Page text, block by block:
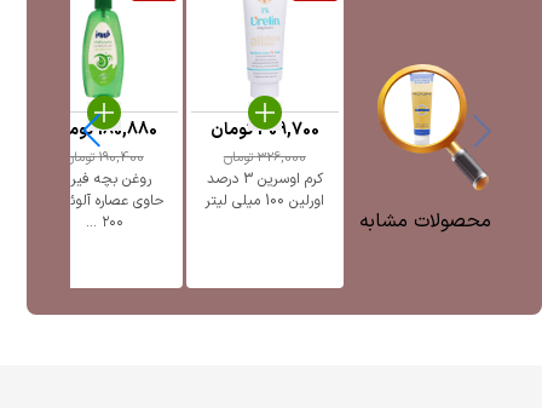
محصولات مشابه
کرم اوسرین 3 درصد
اورلین 100 میلی لیتر
326,000تومان
309,700تومان
روغن بچه فیروز
حاوی عصاره آلوئه ورا
۲۰۰ ...
190,400تومان
180,880تومان